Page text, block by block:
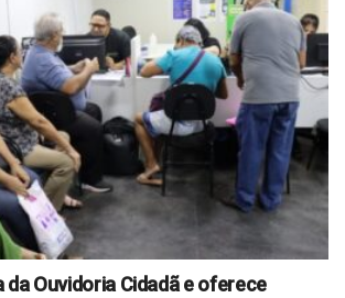
da Ouvidoria Cidadã e oferece